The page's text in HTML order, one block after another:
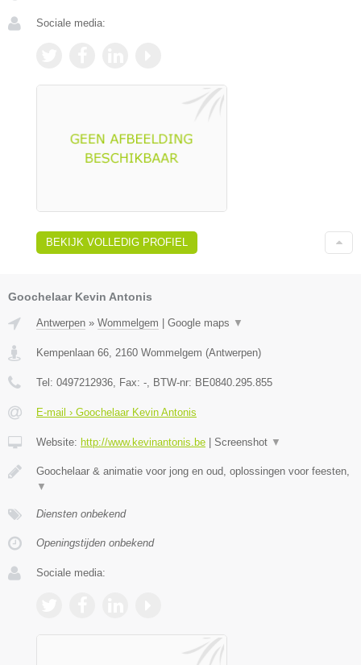
Sociale media:
BEKIJK VOLLEDIG PROFIEL
Goochelaar Kevin Antonis
Antwerpen » Wommelgem Google maps ▼
Kempenlaan 66, 2160 Wommelgem (Antwerpen)
Tel: 0497212936, Fax: -, BTW-nr: BE0840.295.855
E-mail › Goochelaar Kevin Antonis
Website: http://www.kevinantonis.be Screenshot ▼
Goochelaar & animatie voor jong en oud, oplossingen voor feesten,
▼
Diensten onbekend
Openingstijden onbekend
Sociale media: